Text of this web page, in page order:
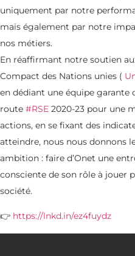
uniquement par notre
mais également par notre
nos métiers.
En réaffirmant notre soutien
Compact des Nations unies (
en dédiant une équipe
route #RSE 2020-23 pour une
actions, en se fixant des
atteindre, nous nous donnons
ambition : faire d’Onet une
consciente de son rôle à jouer
société.
👉 https://lnkd.in/ez4fuydz